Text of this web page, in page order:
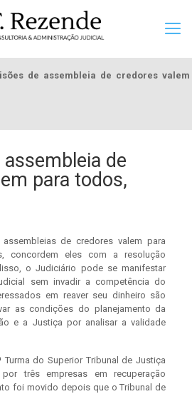
de assembleia de credores
de
para todos,
de credores valem para
concordem eles com a resolução
o Judiciário pode se manifestar
sem invadir a competência do
em reaver seu dinheiro são
as condições do planejamento da
e a Justiça por analisar a validade
do Superior Tribunal de Justiça
três empresas em recuperação
foi movido depois que o Tribunal de